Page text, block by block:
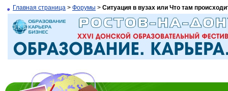
Главная страница > Форумы > Ситуация в вузах или Что там